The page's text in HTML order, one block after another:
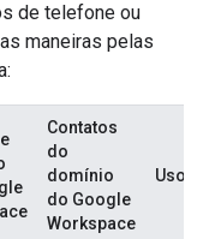
de telefone ou
maneiras pelas
Contatos
do
domínio
do Google
Workspace
Uso